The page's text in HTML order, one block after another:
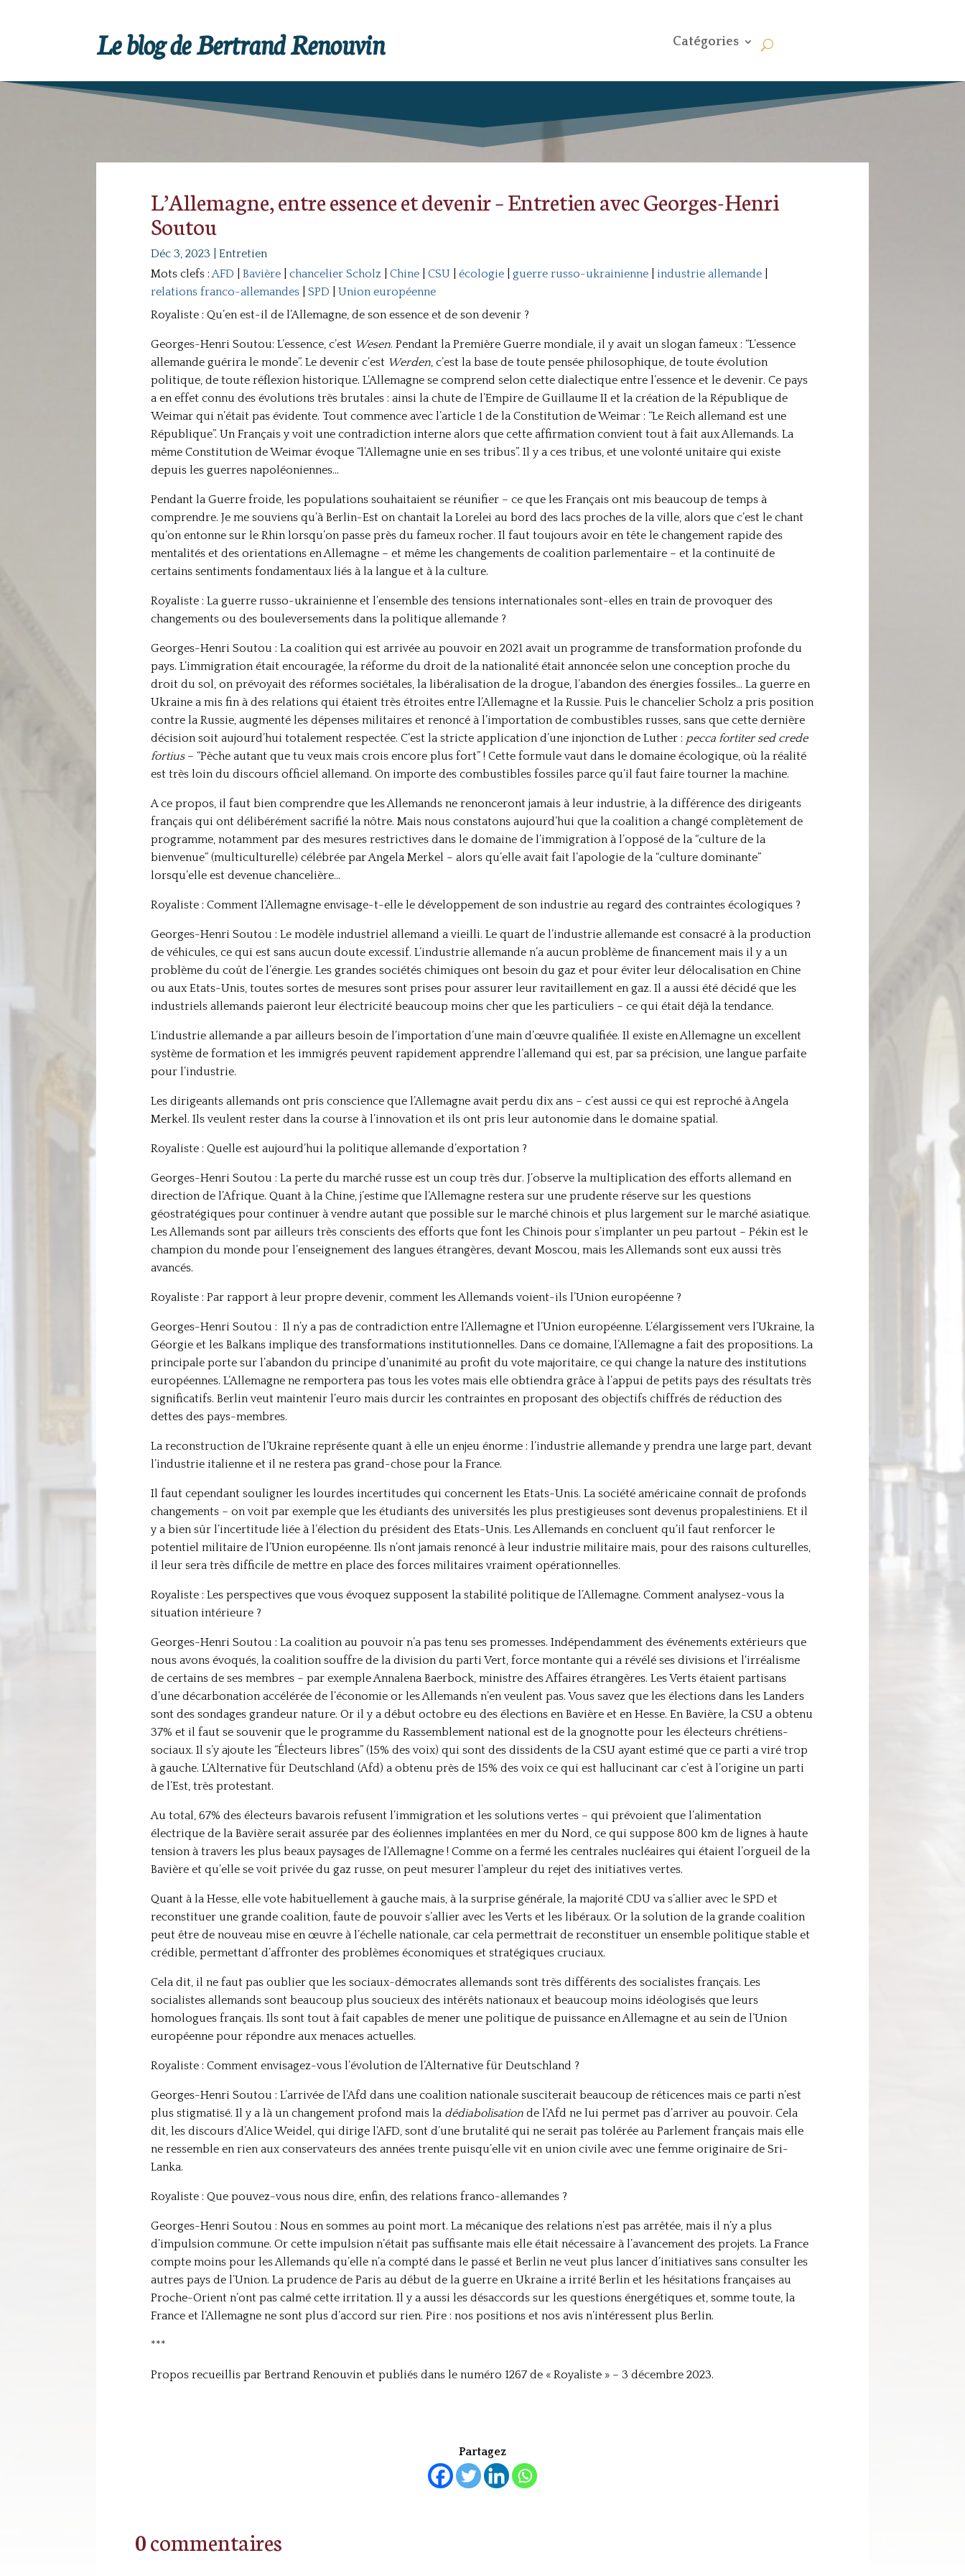
Le blog de Bertrand Renouvin Catégories
L’Allemagne, entre essence et devenir – Entretien avec Georges-Henri
Soutou
Déc 3, 2023
Entretien
Mots clefs :AFD Bavière| chancelier Scholz Chine| CSU| écologie| guerre russo-ukrainienne| industrie allemande|
relations franco-allemandes| SPD
Union européenne
Royaliste : Qu’en est-il de l’Allemagne, de son essence et de son devenir ?
Georges-Henri Soutou: L’essence, c’est Wesen. Pendant la Première Guerre mondiale, il y avait un slogan fameux : “L’essence
allemande guérira le monde”. Le devenir c’est Werden, c’est la base de toute pensée philosophique, de toute évolution
politique, de toute réflexion historique. L’Allemagne se comprend selon cette dialectique entre l’essence et le devenir. Ce pays
a en effet connu des évolutions très brutales : ainsi la chute de l’Empire de Guillaume II et la création de la République de
Weimar qui n’était pas évidente. Tout commence avec l’article 1 de la Constitution de Weimar : “Le Reich allemand est une
République”. Un Français y voit une contradiction interne alors que cette affirmation convient tout à fait aux Allemands. La
même Constitution de Weimar évoque “l’Allemagne unie en ses tribus”. Il y a ces tribus, et une volonté unitaire qui existe
depuis les guerres napoléoniennes…
Pendant la Guerre froide, les populations souhaitaient se réunifier – ce que les Français ont mis beaucoup de temps à
comprendre. Je me souviens qu’à Berlin-Est on chantait la Lorelei au bord des lacs proches de la ville, alors que c’est le chant
qu’on entonne sur le Rhin lorsqu’on passe près du fameux rocher. Il faut toujours avoir en tête le changement rapide des
mentalités et des orientations en Allemagne – et même les changements de coalition parlementaire – et la continuité de
certains sentiments fondamentaux liés à la langue et à la culture.
Royaliste : La guerre russo-ukrainienne et l’ensemble des tensions internationales sont-elles en train de provoquer des
changements ou des bouleversements dans la politique allemande ?
Georges-Henri Soutou : La coalition qui est arrivée au pouvoir en 2021 avait un programme de transformation profonde du
pays. L’immigration était encouragée, la réforme du droit de la nationalité était annoncée selon une conception proche du
droit du sol, on prévoyait des réformes sociétales, la libéralisation de la drogue, l’abandon des énergies fossiles… La guerre en
Ukraine a mis fin à des relations qui étaient très étroites entre l’Allemagne et la Russie. Puis le chancelier Scholz a pris position
contre la Russie, augmenté les dépenses militaires et renoncé à l’importation de combustibles russes, sans que cette dernière
décision soit aujourd’hui totalement respectée. C’est la stricte application d’une injonction de Luther : pecca fortiter sed crede
fortius– “Pèche autant que tu veux mais crois encore plus fort” ! Cette formule vaut dans le domaine écologique, où la réalité
est très loin du discours officiel allemand. On importe des combustibles fossiles parce qu’il faut faire tourner la machine.
A ce propos, il faut bien comprendre que les Allemands ne renonceront jamais à leur industrie, à la différence des dirigeants
français qui ont délibérément sacrifié la nôtre. Mais nous constatons aujourd’hui que la coalition a changé complètement de
programme, notamment par des mesures restrictives dans le domaine de l’immigration à l’opposé de la “culture de la
bienvenue” (multiculturelle) célébrée par Angela Merkel – alors qu’elle avait fait l’apologie de la “culture dominante”
lorsqu’elle est devenue chancelière…
Royaliste : Comment l’Allemagne envisage-t-elle le développement de son industrie au regard des contraintes écologiques ?
Georges-Henri Soutou : Le modèle industriel allemand a vieilli. Le quart de l’industrie allemande est consacré à la production
de véhicules, ce qui est sans aucun doute excessif. L’industrie allemande n’a aucun problème de financement mais il y a un
problème du coût de l’énergie. Les grandes sociétés chimiques ont besoin du gaz et pour éviter leur délocalisation en Chine
ou aux Etats-Unis, toutes sortes de mesures sont prises pour assurer leur ravitaillement en gaz. Il a aussi été décidé que les
industriels allemands paieront leur électricité beaucoup moins cher que les particuliers – ce qui était déjà la tendance.
L’industrie allemande a par ailleurs besoin de l’importation d’une main d’œuvre qualifiée. Il existe en Allemagne un excellent
système de formation et les immigrés peuvent rapidement apprendre l’allemand qui est, par sa précision, une langue parfaite
pour l’industrie.
Les dirigeants allemands ont pris conscience que l’Allemagne avait perdu dix ans – c’est aussi ce qui est reproché à Angela
Merkel. Ils veulent rester dans la course à l’innovation et ils ont pris leur autonomie dans le domaine spatial.
Royaliste : Quelle est aujourd’hui la politique allemande d’exportation ?
Georges-Henri Soutou : La perte du marché russe est un coup très dur. J’observe la multiplication des efforts allemand en
direction de l’Afrique. Quant à la Chine, j’estime que l’Allemagne restera sur une prudente réserve sur les questions
géostratégiques pour continuer à vendre autant que possible sur le marché chinois et plus largement sur le marché asiatique.
Les Allemands sont par ailleurs très conscients des efforts que font les Chinois pour s’implanter un peu partout – Pékin est le
champion du monde pour l’enseignement des langues étrangères, devant Moscou, mais les Allemands sont eux aussi très
avancés.
Royaliste : Par rapport à leur propre devenir, comment les Allemands voient-ils l’Union européenne ?
Georges-Henri Soutou : Il n’y a pas de contradiction entre l’Allemagne et l’Union européenne. L’élargissement vers l’Ukraine, la
Géorgie et les Balkans implique des transformations institutionnelles. Dans ce domaine, l’Allemagne a fait des propositions. La
principale porte sur l’abandon du principe d’unanimité au profit du vote majoritaire, ce qui change la nature des institutions
européennes. L’Allemagne ne remportera pas tous les votes mais elle obtiendra grâce à l’appui de petits pays des résultats très
significatifs. Berlin veut maintenir l’euro mais durcir les contraintes en proposant des objectifs chiffrés de réduction des
dettes des pays-membres.
La reconstruction de l’Ukraine représente quant à elle un enjeu énorme : l’industrie allemande y prendra une large part, devant
l’industrie italienne et il ne restera pas grand-chose pour la France.
Il faut cependant souligner les lourdes incertitudes qui concernent les Etats-Unis. La société américaine connaît de profonds
changements – on voit par exemple que les étudiants des universités les plus prestigieuses sont devenus propalestiniens. Et il
y a bien sûr l’incertitude liée à l’élection du président des Etats-Unis. Les Allemands en concluent qu’il faut renforcer le
potentiel militaire de l’Union européenne. Ils n’ont jamais renoncé à leur industrie militaire mais, pour des raisons culturelles,
il leur sera très difficile de mettre en place des forces militaires vraiment opérationnelles.
Royaliste : Les perspectives que vous évoquez supposent la stabilité politique de l’Allemagne. Comment analysez-vous la
situation intérieure ?
Georges-Henri Soutou : La coalition au pouvoir n’a pas tenu ses promesses. Indépendamment des événements extérieurs que
nous avons évoqués, la coalition souffre de la division du parti Vert, force montante qui a révélé ses divisions et l‘irréalisme
de certains de ses membres – par exemple Annalena Baerbock, ministre des Affaires étrangères. Les Verts étaient partisans
d’une décarbonation accélérée de l’économie or les Allemands n’en veulent pas. Vous savez que les élections dans les Landers
sont des sondages grandeur nature. Or il y a début octobre eu des élections en Bavière et en Hesse. En Bavière, la CSU a obtenu
37% et il faut se souvenir que le programme du Rassemblement national est de la gnognotte pour les électeurs chrétiens-
sociaux. Il s’y ajoute les “Électeurs libres” (15% des voix) qui sont des dissidents de la CSU ayant estimé que ce parti a viré trop
à gauche. L’Alternative für Deutschland (Afd) a obtenu près de 15% des voix ce qui est hallucinant car c’est à l’origine un parti
de l’Est, très protestant.
Au total, 67% des électeurs bavarois refusent l’immigration et les solutions vertes – qui prévoient que l’alimentation
électrique de la Bavière serait assurée par des éoliennes implantées en mer du Nord, ce qui suppose 800 km de lignes à haute
tension à travers les plus beaux paysages de l’Allemagne ! Comme on a fermé les centrales nucléaires qui étaient l’orgueil de la
Bavière et qu’elle se voit privée du gaz russe, on peut mesurer l’ampleur du rejet des initiatives vertes.
Quant à la Hesse, elle vote habituellement à gauche mais, à la surprise générale, la majorité CDU va s’allier avec le SPD et
reconstituer une grande coalition, faute de pouvoir s’allier avec les Verts et les libéraux. Or la solution de la grande coalition
peut être de nouveau mise en œuvre à l’échelle nationale, car cela permettrait de reconstituer un ensemble politique stable et
crédible, permettant d’affronter des problèmes économiques et stratégiques cruciaux.
Cela dit, il ne faut pas oublier que les sociaux-démocrates allemands sont très différents des socialistes français. Les
socialistes allemands sont beaucoup plus soucieux des intérêts nationaux et beaucoup moins idéologisés que leurs
homologues français. Ils sont tout à fait capables de mener une politique de puissance en Allemagne et au sein de l’Union
européenne pour répondre aux menaces actuelles.
Royaliste : Comment envisagez-vous l’évolution de l’Alternative für Deutschland ?
Georges-Henri Soutou : L’arrivée de l’Afd dans une coalition nationale susciterait beaucoup de réticences mais ce parti n’est
plus stigmatisé. Il y a là un changement profond mais la dédiabolisation de l’Afd ne lui permet pas d’arriver au pouvoir. Cela
dit, les discours d’Alice Weidel, qui dirige l’AFD, sont d’une brutalité qui ne serait pas tolérée au Parlement français mais elle
ne ressemble en rien aux conservateurs des années trente puisqu’elle vit en union civile avec une femme originaire de Sri-
Lanka.
Royaliste : Que pouvez-vous nous dire, enfin, des relations franco-allemandes ?
Georges-Henri Soutou : Nous en sommes au point mort. La mécanique des relations n’est pas arrêtée, mais il n’y a plus
d’impulsion commune. Or cette impulsion n’était pas suffisante mais elle était nécessaire à l’avancement des projets. La France
compte moins pour les Allemands qu’elle n’a compté dans le passé et Berlin ne veut plus lancer d’initiatives sans consulter les
autres pays de l’Union. La prudence de Paris au début de la guerre en Ukraine a irrité Berlin et les hésitations françaises au
Proche-Orient n’ont pas calmé cette irritation. Il y a aussi les désaccords sur les questions énergétiques et, somme toute, la
France et l’Allemagne ne sont plus d’accord sur rien. Pire : nos positions et nos avis n’intéressent plus Berlin.
***
Propos recueillis par Bertrand Renouvin et publiés dans le numéro 1267 de « Royaliste » – 3 décembre 2023.
Partagez
0 commentaires